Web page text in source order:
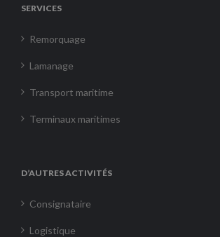
SERVICES
Remorquage
Lamanage
Transport maritime
Terminaux maritimes
D’AUTRES ACTIVITÉS
Consignataire
Logistique